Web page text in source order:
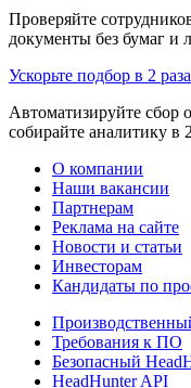
Проверяйте
документы без бумаг и
Ускорьте подбор в 2
Автоматизируйте сбор
собирайте аналитику в
О компании
Наши вакансии
Партнерам
Реклама на сайте
Новости и статьи
Инвесторам
Кандидаты по
Требования к ПО
Безопасный
HeadHunter API